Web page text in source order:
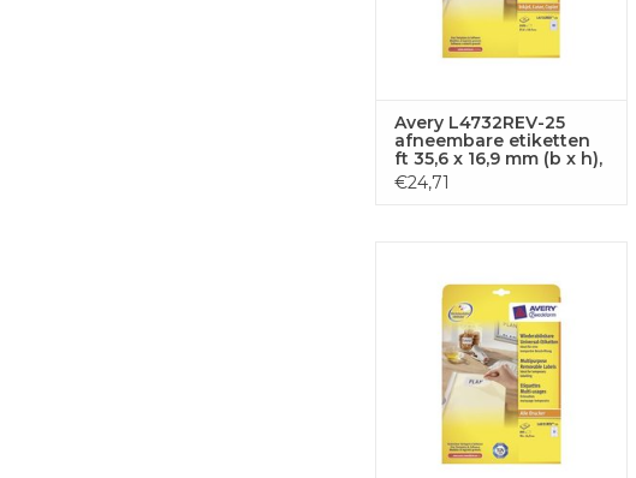
Avery L4732REV-25
afneembare etiketten
ft 35,6 x 16,9 mm (b x h),
2.000 etiketten, wit
€24,71
TOEVOEGEN AAN
WINKELWAGEN